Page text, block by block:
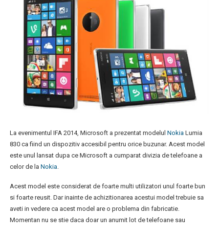
La evenimentul IFA 2014, Microsoft a prezentat modelul Nokia Lumia
830 ca fiind un dispozitiv accesibil pentru orice buzunar. Acest model
este unul lansat dupa ce Microsoft a cumparat divizia de telefoane a
celor de la Nokia.
Acest model este considerat de foarte multi utilizatori unul foarte bun
si foarte reusit. Dar inainte de achizitionarea acestui model trebuie sa
aveti in vedere ca acest model are o problema din fabricatie.
Momentan nu se stie daca doar un anumit lot de telefoane sau